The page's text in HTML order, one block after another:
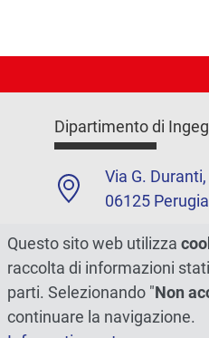
Dipartimento di
Via G.
06125 Perugia
+39
Contatti
Questo sito web utilizza
raccolta di informazioni
parti. Selezionando "Non
continuare la navigazione.